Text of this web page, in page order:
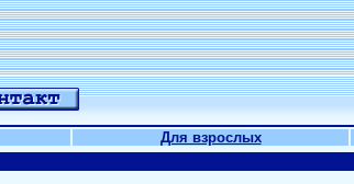
Для взрослых